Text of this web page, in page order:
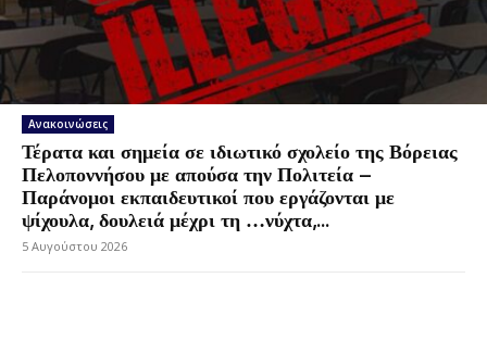
Ανακοινώσεις
Τέρατα και σημεία σε ιδιωτικό σχολείο της Βόρειας
Πελοποννήσου με απούσα την Πολιτεία –
Παράνομοι εκπαιδευτικοί που εργάζονται με
ψίχουλα, δουλειά μέχρι τη …νύχτα,...
5 Αυγούστου 2026